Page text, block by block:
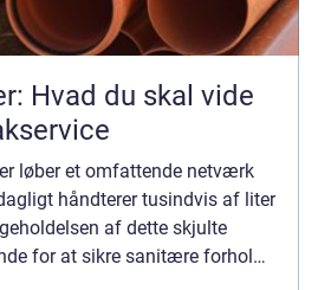
Hvad du skal vide
løber et omfattende netværk
håndterer tusindvis af liter
af dette skjulte
for at sikre sanitære forhold